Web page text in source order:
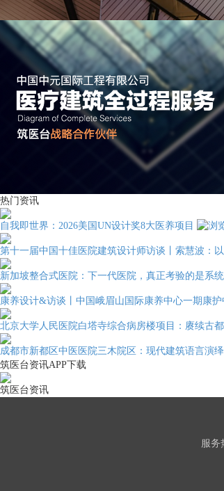
热门资讯
自我即世界：2026美国UN设计奖8大医养项目
第十一届中国十佳医院建筑设计师访谈丨索慧波：
新加坡整合式医院：下一代医院，真正考验的是系
康养设计&访谈丨中国峨眉山国际康养中心一期康
北京大学人民医院白塔寺综合病房楼项目：赓续古
成都市新都区中医医院三木院区：现代建筑语言演
筑医台资讯APP下载
筑医台资讯
服务